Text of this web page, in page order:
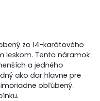
zo 14-karátového
leskom. Tento náramok
a jedného
ako dar hlavne pre
obľúbený.